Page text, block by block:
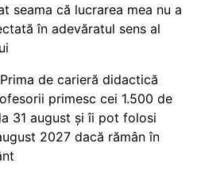
seama că lucrarea mea nu a
în adevăratul sens al
de carieră didactică
primesc cei 1.500 de
31 august și îi pot folosi
2027 dacă rămân în